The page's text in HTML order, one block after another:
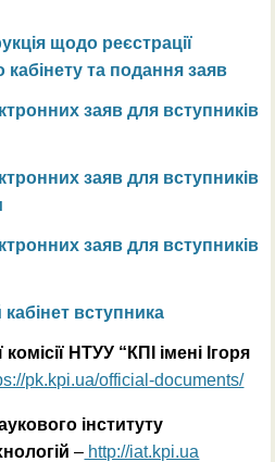
щодо реєстрації
кабінету та подання заяв
заяв для вступників
заяв для вступників
заяв для вступників
вступника
НТУУ “КПІ імені Ігоря
pk.kpi.ua/official-documents/
інституту
– http://iat.kpi.ua